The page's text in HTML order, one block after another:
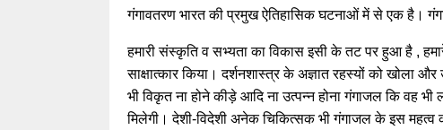
गंगावतरण भारत की प्रमुख ऐतिहासिक घटनाओं में से एक है।
हमारी संस्कृति व सभ्यता का विकास इसी के तट पर हुआ है ,
साक्षात्कार किया। दर्शनशास्त्र के अज्ञात रहस्यों को खोला
भी विकृत ना होने कीड़े आदि ना उत्पन्न होना गंगाजल कि वह
मिलेगी। देशी-विदेशी अनेक चिकित्सक भी गंगाजल के इस महत्व